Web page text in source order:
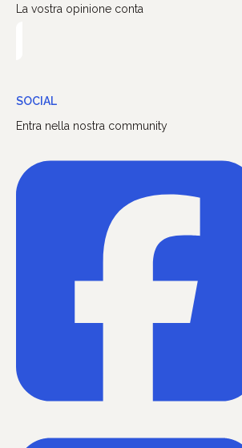
La vostra opinione conta
SOCIAL
Entra nella nostra community